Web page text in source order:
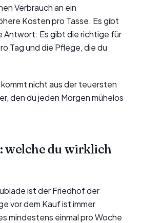
Verbrauch an ein
Kosten pro Tasse. Es gibt
Antwort: Es gibt die richtige für
Tag und die Pflege, die du
nicht aus der teuersten
den du jeden Morgen mühelos
welche du wirklich
ist der Friedhof der
vor dem Kauf ist immer
mindestens einmal pro Woche